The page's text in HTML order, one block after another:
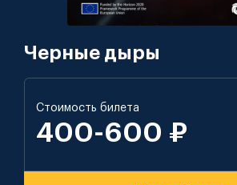
Черные дыры
Стоимость билета
400-600 ₽